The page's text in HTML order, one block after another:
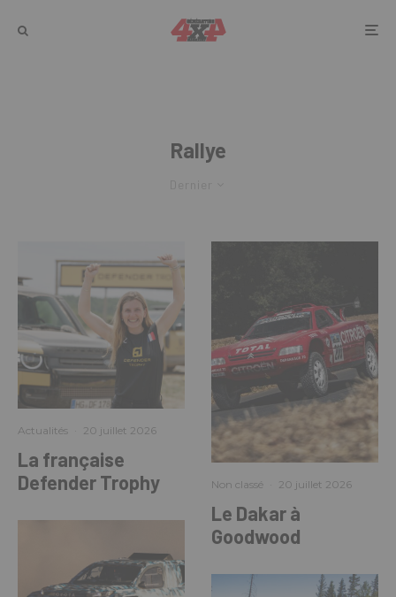
Rallye
Actualités 20 juillet 2026
La française
Defender Trophy
Non classé 20 juillet 2026
Le Dakar à
Goodwood